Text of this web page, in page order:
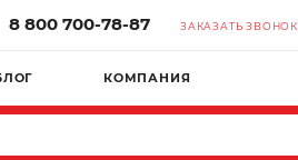
8 800 700-78-87 ЗАКАЗАТЬ ЗВОНОК
КОМПАНИЯ